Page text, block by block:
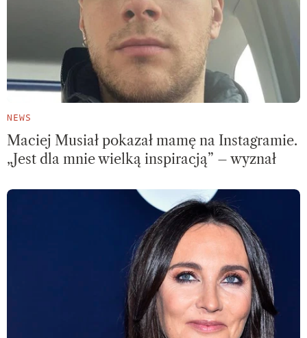
NEWS
Maciej Musiał pokazał mamę na Instagramie.
„Jest dla mnie wielką inspiracją” – wyznał